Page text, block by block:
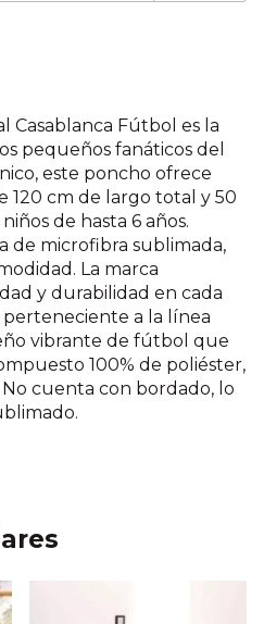
Casablanca Fútbol es la
pequeños fanáticos del
este poncho ofrece
120 cm de largo total y 50
de hasta 6 años.
de microfibra sublimada,
La marca
y durabilidad en cada
a la línea
vibrante de fútbol que
100% de poliéster,
cuenta con bordado, lo